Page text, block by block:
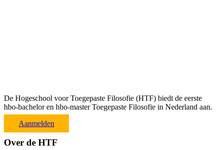
De Hogeschool voor Toegepaste Filosofie (HTF) biedt de eerste
hbo-bachelor en hbo-master Toegepaste Filosofie in Nederland aan.
Aanmelden
Over de HTF